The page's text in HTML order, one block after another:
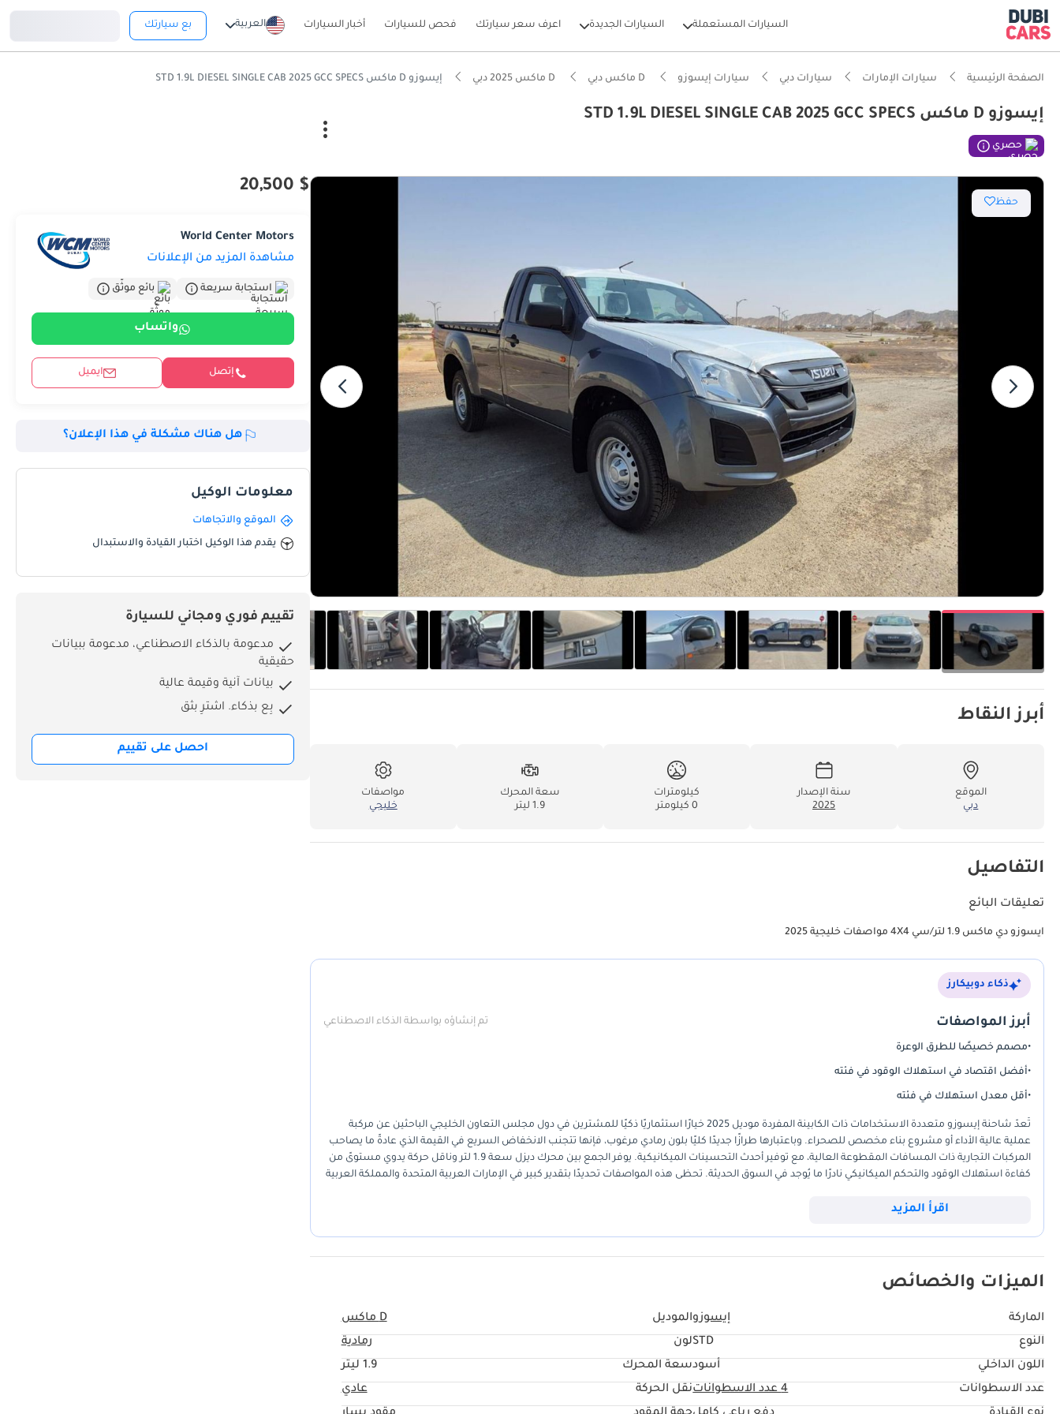
السيارات المستعملة السيارات الجديدة اعرف سعر سيارتك فحص للسيارات أخبار السيارات العربية بع سيارتك
الصفحة الرئيسية سيارات الإمارات سيارات دبي سيارات إيسوزو إيسوزو D ماكس STD 1.9L DIESEL SINGLE CAB 2025 GCC SPECS
إيسوزو D ماكس STD 1.9L DIESEL SINGLE CAB 2025 GCC SPECS
حصري
حفظ
أبرز النقاط
الموقع
دبي
سنة الإصدار
2025
كيلومترات
0 كيلومتر
سعة المحرك
1.9 ليتر
مواصفات
خليجي
التفاصيل
تعليقات البائع
ايسوزو دي ماكس 1.9 لتر/سي 4X4 مواصفات خليجية 2025
ذكاء دوبيكارز
أبرز المواصفات تم إنشاؤه بواسطة الذكاء الاصطناعي
•مصمم خصيصًا للطرق الوعرة
•أفضل اقتصاد في استهلاك الوقود في فئته
•أقل معدل استهلاك في فئته
تُعدّ شاحنة إيسوزو متعددة الاستخدامات ذات الكابينة المفردة موديل 2025 خيارًا استثماريًا ذكيًا للمشترين في دول مجلس التعاون الخليجي الباحثين عن مركبة
عملية عالية الأداء أو مشروع بناء مخصص للصحراء. وباعتبارها طرازًا جديدًا كليًا بلون رمادي مرغوب، فإنها تتجنب الانخفاض السريع في القيمة الذي عادةً ما يصاحب
المركبات التجارية ذات المسافات المقطوعة العالية، مع توفير أحدث التحسينات الميكانيكية. يوفر الجمع بين محرك ديزل سعة 1.9 لتر وناقل حركة يدوي مستوىً من
كفاءة استهلاك الوقود والتحكم الميكانيكي نادرًا ما يُوجد في السوق الحديثة. تحظى هذه المواصفات تحديدًا بتقدير كبير في الإمارات العربية المتحدة والمملكة العربية
الحرارة المرتفعة. بالنسبة للمشتري في دول مجلس التعاون الخليجي، فإن أهم ما يُؤخذ في الاعتبار هو موثوقية إيسوزو الأسطورية وشبكة خدماتها الواسعة التي
اقرأ المزيد
الميزات والخصائص
الماركة إيسوزوالموديل
D ماكس
النوع
STDلون
رمادية
اللون الداخلي
أسودسعة المحرك
1.9 ليتر
عدد الاسطوانات
4عدد الاسطواناتنقل الحركة
عادي
$ 20,500
World Center Motors
مشاهدة المزيد من الإعلانات
استجابة سريعة بائع موثّق
واتساب
إتصل ايميل
هل هناك مشكلة في هذا الإعلان؟
معلومات الوكيل
الموقع والاتجاهات
يقدم هذا الوكيل اختبار القيادة والاستبدال
تقييم فوري ومجاني للسيارة
مدعومة بالذكاء الاصطناعي، مدعومة ببيانات
حقيقية
بيانات آنية وقيمة عالية
بِع بذكاء. اشترِ بثق
احصل على تقييم
أقل معدل استهلاك في فئته